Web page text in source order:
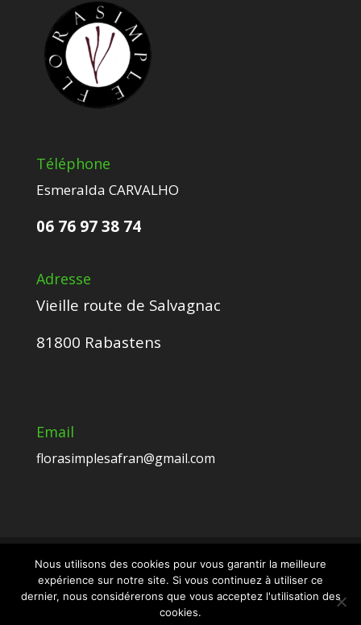
Téléphone
Esmeralda CARVALHO
06 76 97 38 74
Adresse
Vieille route de Salvagnac
81800 Rabastens
Email
florasimplesafran@gmail.com
Crédits Esmeralda CARVALHO - Tous droits
Mentions légales et protection
Nous utilisons des cookies pour vous garantir la meilleure
expérience sur notre site. Si vous continuez à utiliser ce
dernier, nous considérerons que vous acceptez l'utilisation des
cookies.